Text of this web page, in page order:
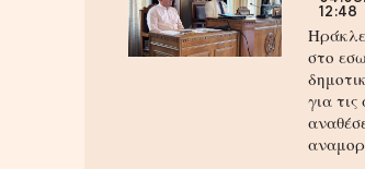
12:48
στο
για τις